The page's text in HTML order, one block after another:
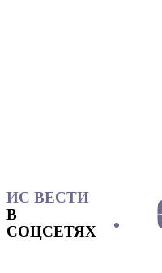
ИС ВЕСТИ
В
СОЦСЕТЯХ